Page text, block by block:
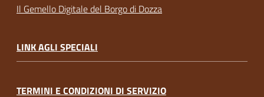
Il Gemello Digitale del Borgo di Dozza
LINK AGLI SPECIALI
TERMINI E CONDIZIONI DI SERVIZIO